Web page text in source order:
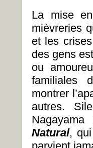
La mise
mièvreries
et les
des gens
ou
familiales
montrer
autres.
Natural,